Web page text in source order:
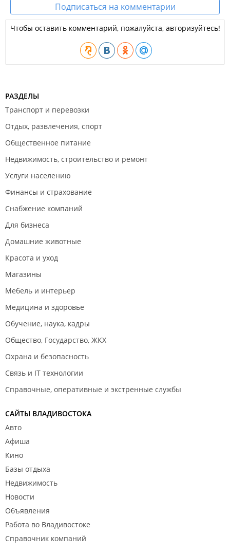
Подписаться на комментарии
Чтобы оставить комментарий, пожалуйста, авторизуйтесь!
РАЗДЕЛЫ
Транспорт и перевозки
Отдых, развлечения, спорт
Общественное питание
Недвижимость, строительство и ремонт
Услуги населению
Финансы и страхование
Снабжение компаний
Для бизнеса
Домашние животные
Красота и уход
Магазины
Мебель и интерьер
Медицина и здоровье
Обучение, наука, кадры
Общество, Государство, ЖКХ
Охрана и безопасность
Связь и IT технологии
Справочные, оперативные и экстренные службы
САЙТЫ ВЛАДИВОСТОКА
Авто
Афиша
Кино
Базы отдыха
Недвижимость
Новости
Объявления
Работа во Владивостоке
Справочник компаний